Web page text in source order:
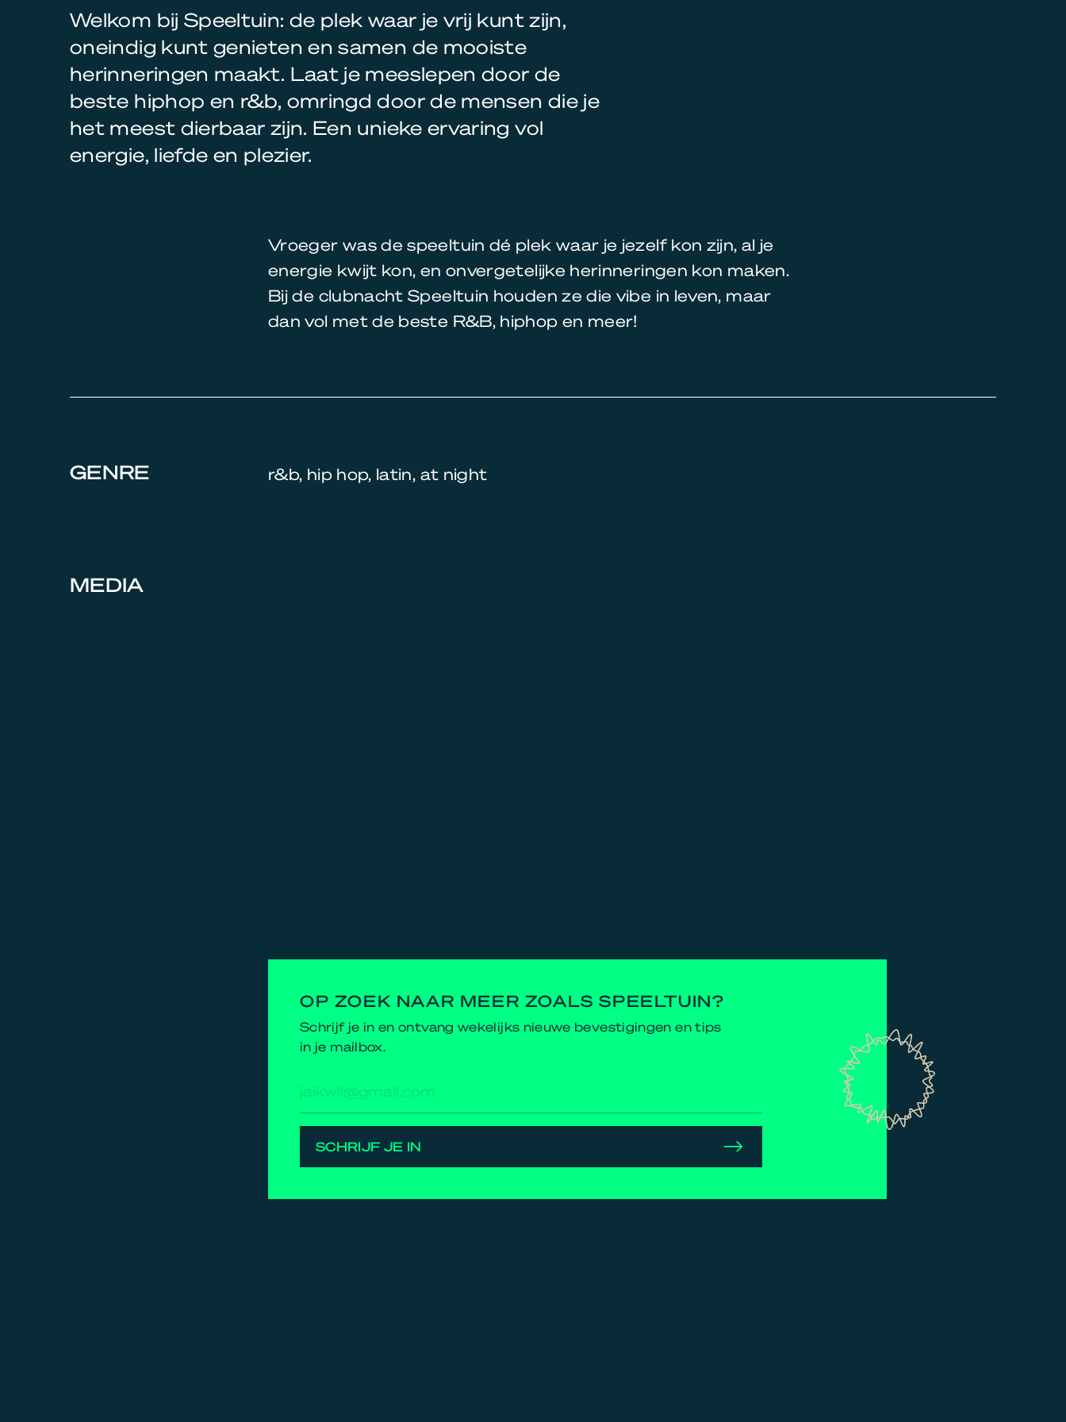
Welkom bij Speeltuin: de plek waar je vrij kunt zijn,
oneindig kunt genieten en samen de mooiste
herinneringen maakt. Laat je meeslepen door de
beste hiphop en r&b, omringd door de mensen die je
het meest dierbaar zijn. Een unieke ervaring vol
energie, liefde en plezier.
Vroeger was de speeltuin dé plek waar je jezelf kon zijn, al je
energie kwijt kon, en onvergetelijke herinneringen kon maken.
Bij de clubnacht Speeltuin houden ze die vibe in leven, maar
dan vol met de beste R&B, hiphop en meer!
GENRE r&b, hip hop, latin, at night
MEDIA
OP ZOEK NAAR MEER ZOALS SPEELTUIN?
Schrijf je in en ontvang wekelijks nieuwe bevestigingen en tips
in je mailbox.
mailadres
SCHRIJF JE IN